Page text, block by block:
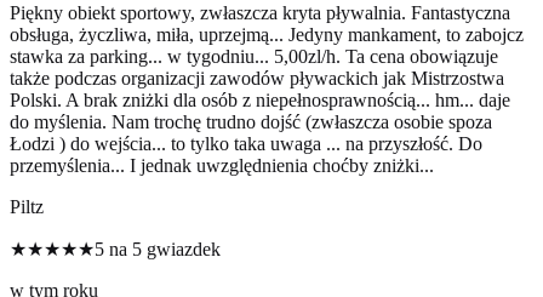
Piękny obiekt sportowy, zwłaszcza kryta pływalnia. Fantastyczna
obsługa, życzliwa, miła, uprzejmą... Jedyny mankament, to zabojcz
stawka za parking... w tygodniu... 5,00zl/h. Ta cena obowiązuje
także podczas organizacji zawodów pływackich jak Mistrzostwa
Polski. A brak zniżki dla osób z niepełnosprawnością... hm... daje
do myślenia. Nam trochę trudno dojść (zwłaszcza osobie spoza
Łodzi ) do wejścia... to tylko taka uwaga ... na przyszłość. Do
przemyślenia... I jednak uwzględnienia choćby zniżki...
Piltz
★★★★★5 na 5 gwiazdek
w tym roku